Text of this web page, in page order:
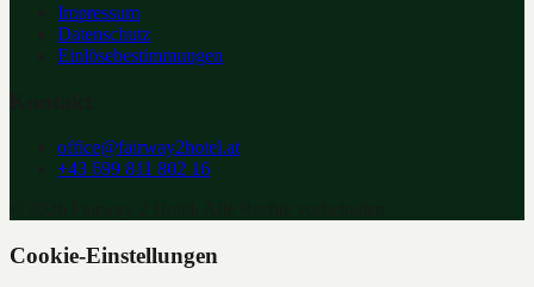
Impressum
Datenschutz
Einlösebestimmungen
office@fairway2hotel.at
+43 699 811 802 16
Cookie-Einstellungen